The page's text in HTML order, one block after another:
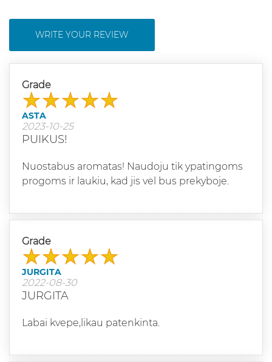
WRITE YOUR REVIEW
Grade
ASTA
2023-10-25
PUIKUS!
Nuostabus aromatas! Naudoju tik ypatingoms
progoms ir laukiu, kad jis vėl bus prekyboje.
Grade
JURGITA
2022-08-30
JURGITA
Labai kvepe,likau patenkinta.